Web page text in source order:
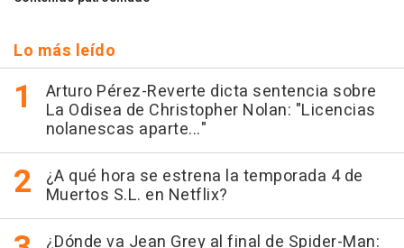
Lo más leído
Arturo Pérez-Reverte dicta sentencia sobre
La Odisea de Christopher Nolan: "Licencias
nolanescas aparte..."
¿A qué hora se estrena la temporada 4 de
Muertos S.L. en Netflix?
¿Dónde va Jean Grey al final de Spider-Man: